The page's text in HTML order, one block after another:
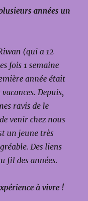
années un
(qui a 12
fois 1 semaine
année était
Depuis,
ravis de le
venir chez nous
un jeune très
Des liens
fil des années.
à vivre !